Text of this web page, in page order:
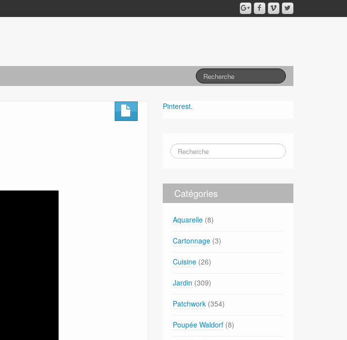
Pinterest.
Catégories
Aquarelle (8)
Cartonnage (3)
Cuisine (26)
Jardin (309)
Patchwork (354)
Poupée Waldorf (8)